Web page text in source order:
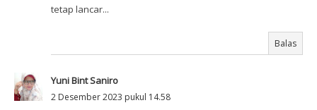
tetap lancar...
Balas
Yuni Bint Saniro
2 Desember 2023 pukul 14.58